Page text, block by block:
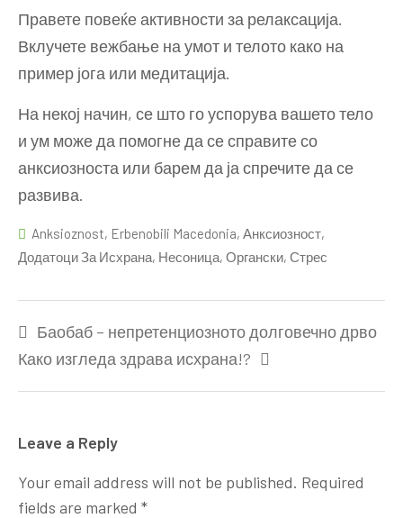
Правете повеќе активности за релаксација.
Вклучете вежбање на умот и телото како на
пример јога или медитација.
На некој начин, се што го успорува вашето тело
и ум може да помогне да се справите со
анксиозноста или барем да ја спречите да се
развива.
Anksioznost, Erbenobili Macedonia, Анксиозност,
Додатоци За Исхрана, Несоница, Органски, Стрес
navigation
Баобаб – непретенциозното долговечно дрво
Како изгледа здрава исхрана!?
Leave a Reply
Your email address will not be published. Required
fields are marked *